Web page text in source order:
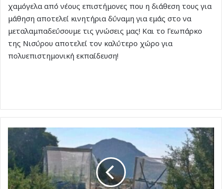
χαμόγελα από νέους επιστήμονες που η διάθεση τους για
μάθηση αποτελεί κινητήρια δύναμη για εμάς στο να
μεταλαμπαδεύσουμε τις γνώσεις μας! Και το Γεωπάρκο
της Νισύρου αποτελεί τον καλύτερο χώρο για
πολυεπιστημονική εκπαίδευση!
Δουλειές
φούντες!
Συνελήφθησαν
επ’
αυτοφώρω